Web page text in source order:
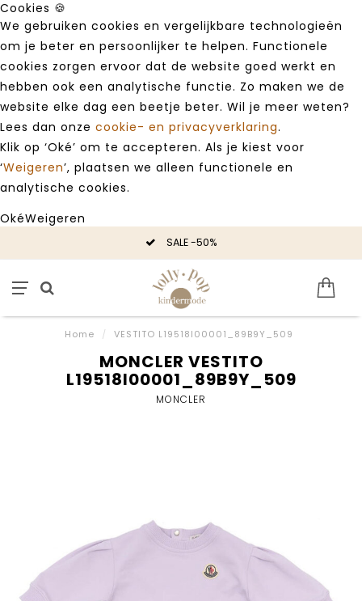
Cookies 🍪
We gebruiken cookies en vergelijkbare technologieën
om je beter en persoonlijker te helpen. Functionele
cookies zorgen ervoor dat de website goed werkt en
hebben ook een analytische functie. Zo maken we de
website elke dag een beetje beter. Wil je meer weten?
Lees dan onze cookie- en privacyverklaring.
Klik op ‘Oké’ om te accepteren. Als je kiest voor
‘Weigeren’, plaatsen we alleen functionele en
analytische cookies.
OkéWeigeren
SALE -50%
Home / VESTITO L19518I00001_89B9Y_509
MONCLER VESTITO
L19518I00001_89B9Y_509
MONCLER